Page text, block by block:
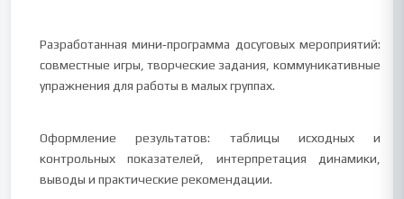
Разработанная мини‑программа досуговых мероприятий:
совместные игры, творческие задания, коммуникативные
упражнения для работы в малых группах.
Оформление результатов: таблицы исходных и
контрольных показателей, интерпретация динамики,
выводы и практические рекомендации.